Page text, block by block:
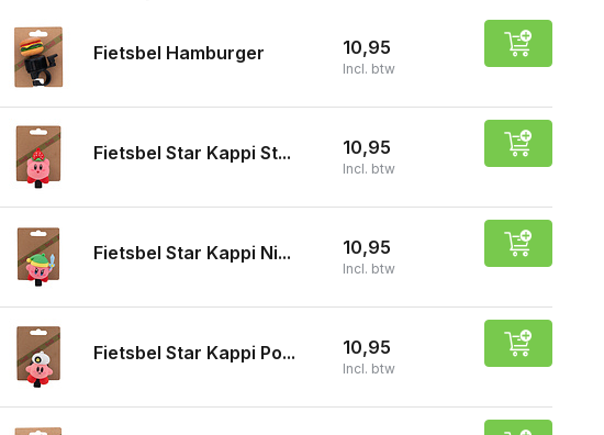
Fietsbel Hamburger 10,95
Incl. btw
Fietsbel Star Kappi St... 10,95
Incl. btw
Fietsbel Star Kappi Ni... 10,95
Incl. btw
Fietsbel Star Kappi Po... 10,95
Incl. btw